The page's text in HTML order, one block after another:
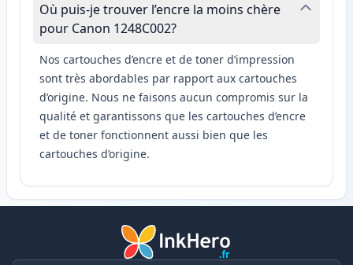
Où puis-je trouver l’encre la moins chère
pour Canon 1248C002?
Nos cartouches d’encre et de toner d’impression
sont très abordables par rapport aux cartouches
d’origine. Nous ne faisons aucun compromis sur la
qualité et garantissons que les cartouches d’encre
et de toner fonctionnent aussi bien que les
cartouches d’origine.